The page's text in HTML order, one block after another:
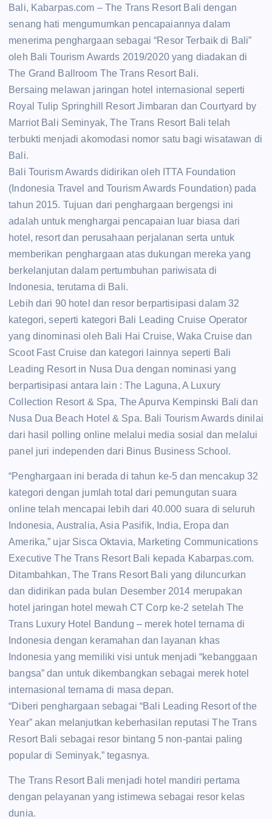
Bali, Kabarpas.com – The Trans Resort Bali dengan
senang hati mengumumkan pencapaiannya dalam
menerima penghargaan sebagai “Resor Terbaik di Bali”
oleh Bali Tourism Awards 2019/2020 yang diadakan di
The Grand Ballroom The Trans Resort Bali.
Bersaing melawan jaringan hotel internasional seperti
Royal Tulip Springhill Resort Jimbaran dan Courtyard by
Marriot Bali Seminyak, The Trans Resort Bali telah
terbukti menjadi akomodasi nomor satu bagi wisatawan di
Bali.
Bali Tourism Awards didirikan oleh ITTA Foundation
(Indonesia Travel and Tourism Awards Foundation) pada
tahun 2015. Tujuan dari penghargaan bergengsi ini
adalah untuk menghargai pencapaian luar biasa dari
hotel, resort dan perusahaan perjalanan serta untuk
memberikan penghargaan atas dukungan mereka yang
berkelanjutan dalam pertumbuhan pariwisata di
Indonesia, terutama di Bali.
Lebih dari 90 hotel dan resor berpartisipasi dalam 32
kategori, seperti kategori Bali Leading Cruise Operator
yang dinominasi oleh Bali Hai Cruise, Waka Cruise dan
Scoot Fast Cruise dan kategori lainnya seperti Bali
Leading Resort in Nusa Dua dengan nominasi yang
berpartisipasi antara lain : The Laguna, A Luxury
Collection Resort & Spa, The Apurva Kempinski Bali dan
Nusa Dua Beach Hotel & Spa. Bali Tourism Awards dinilai
dari hasil polling online melalui media sosial dan melalui
panel juri independen dari Binus Business School.
“Penghargaan ini berada di tahun ke-5 dan mencakup 32
kategori dengan jumlah total dari pemungutan suara
online telah mencapai lebih dari 40.000 suara di seluruh
Indonesia, Australia, Asia Pasifik, India, Eropa dan
Amerika,” ujar Sisca Oktavia, Marketing Communications
Executive The Trans Resort Bali kepada Kabarpas.com.
Ditambahkan, The Trans Resort Bali yang diluncurkan
dan didirikan pada bulan Desember 2014 merupakan
hotel jaringan hotel mewah CT Corp ke-2 setelah The
Trans Luxury Hotel Bandung – merek hotel ternama di
Indonesia dengan keramahan dan layanan khas
Indonesia yang memiliki visi untuk menjadi “kebanggaan
bangsa” dan untuk dikembangkan sebagai merek hotel
internasional ternama di masa depan.
“Diberi penghargaan sebagai “Bali Leading Resort of the
Year” akan melanjutkan keberhasilan reputasi The Trans
Resort Bali sebagai resor bintang 5 non-pantai paling
popular di Seminyak,” tegasnya.
The Trans Resort Bali menjadi hotel mandiri pertama
dengan pelayanan yang istimewa sebagai resor kelas
dunia.